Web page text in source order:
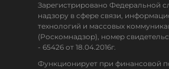
Зарегистрировано Федеральной
надзору в сфере связи,
технологий и массовых
(Роскомнадзор), номер
- 65426 от 18.04.2016г.
Функционирует при финансовой